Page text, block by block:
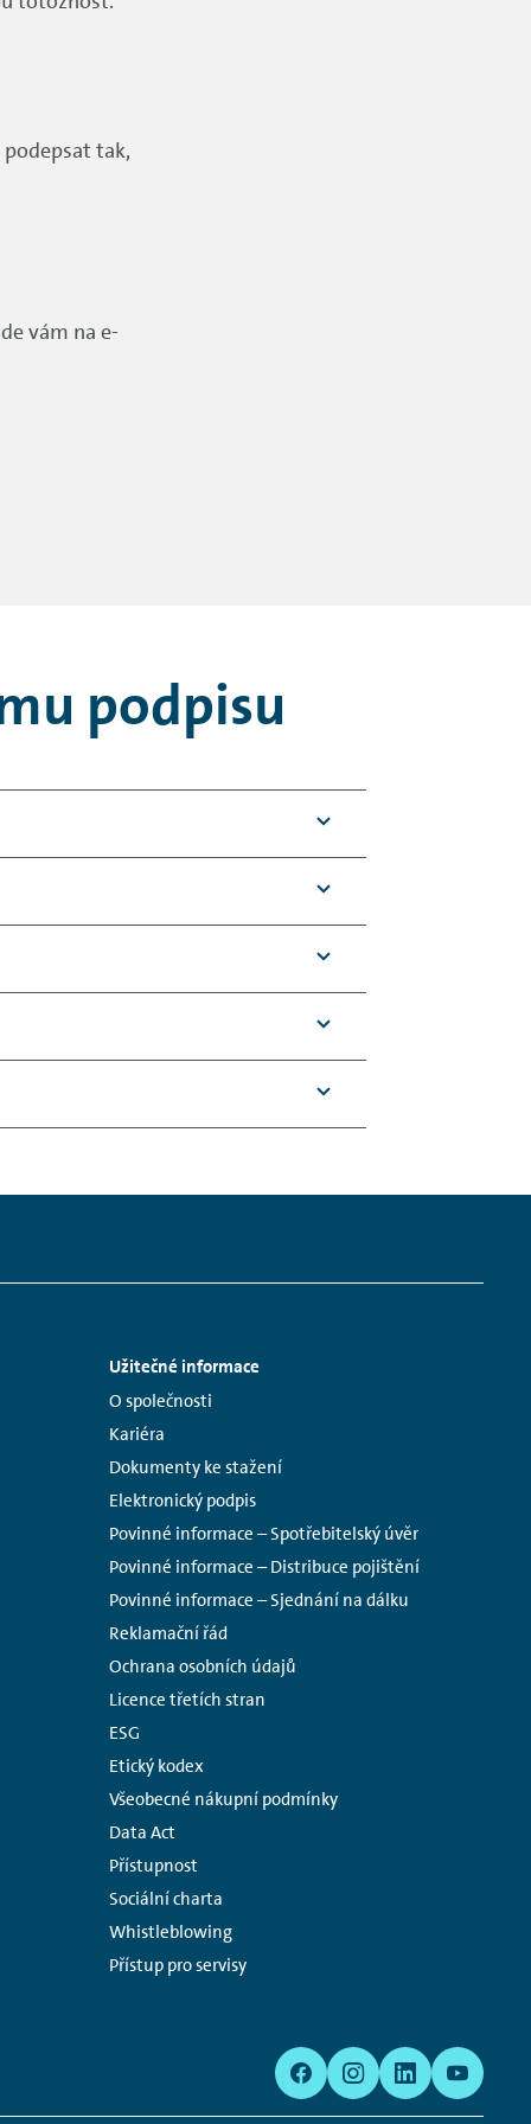
tak,
vám na e-
podpisu
Užitečné informace
Links:
O společnosti
Kariéra
Dokumenty ke stažení
Elektronický podpis
Povinné informace – Spotřebitelský úvěr
Povinné informace – Distribuce pojištění
Povinné informace – Sjednání na dálku
Reklamační řád
Ochrana osobních údajů
Licence třetích stran
ESG
Etický kodex
Všeobecné nákupní podmínky
Data Act
Přístupnost
Sociální charta
Whistleblowing
Přístup pro servisy